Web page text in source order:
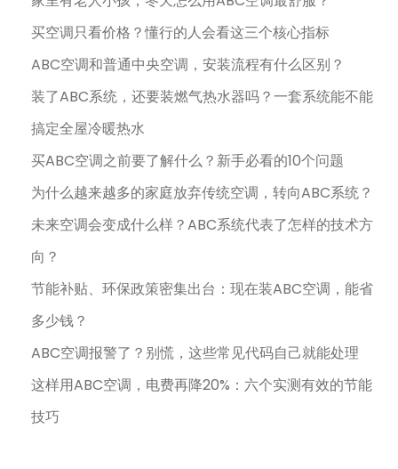
买空调只看价格？懂行的人会看这三个核心指标
ABC空调和普通中央空调，安装流程有什么区别？
装了ABC系统，还要装燃气热水器吗？一套系统能不能
搞定全屋冷暖热水
买ABC空调之前要了解什么？新手必看的10个问题
为什么越来越多的家庭放弃传统空调，转向ABC系统？
未来空调会变成什么样？ABC系统代表了怎样的技术方
向？
节能补贴、环保政策密集出台：现在装ABC空调，能省
多少钱？
ABC空调报警了？别慌，这些常见代码自己就能处理
这样用ABC空调，电费再降20%：六个实测有效的节能
技巧